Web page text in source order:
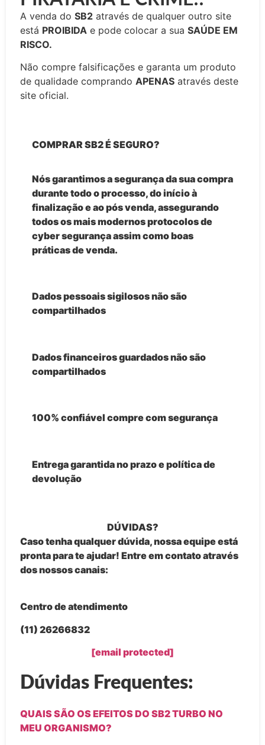
A venda do SB2 através de qualquer outro site
está PROIBIDA e pode colocar a sua SAÚDE EM
RISCO.
Não compre falsificações e garanta um produto
de qualidade comprando APENAS através deste
site oficial.
COMPRAR SB2 É SEGURO?
Nós garantimos a segurança da sua compra
durante todo o processo, do início à
finalização e ao pós venda, assegurando
todos os mais modernos protocolos de
cyber segurança assim como boas
práticas de venda.
Dados pessoais sigilosos não são
compartilhados
Dados financeiros guardados não são
compartilhados
100% confiável compre com segurança
Entrega garantida no prazo e política de
devolução
DÚVIDAS?
Caso tenha qualquer dúvida, nossa equipe está
pronta para te ajudar! Entre em contato através
dos nossos canais:
Centro de atendimento
(11) 26266832
[email protected]
Dúvidas Frequentes:
QUAIS SÃO OS EFEITOS DO SB2 TURBO NO
MEU ORGANISMO?